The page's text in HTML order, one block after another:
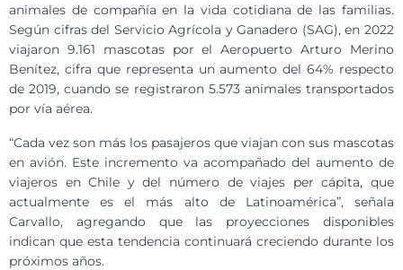
animales de compañía en la vida cotidiana de las familias.
Según cifras del Servicio Agrícola y Ganadero (SAG), en 2022
viajaron 9.161 mascotas por el Aeropuerto Arturo Merino
Benítez, cifra que representa un aumento del 64% respecto
de 2019, cuando se registraron 5.573 animales transportados
por vía aérea.
“Cada vez son más los pasajeros que viajan con sus mascotas
en avión. Este incremento va acompañado del aumento de
viajeros en Chile y del número de viajes per cápita, que
actualmente es el más alto de Latinoamérica”, señala
Carvallo, agregando que las proyecciones disponibles
indican que esta tendencia continuará creciendo durante los
próximos años.